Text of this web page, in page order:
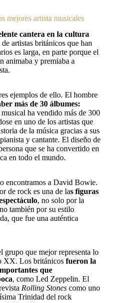
mejores artista musicales
cantera en la cultura
artistas británicos que han
es larga, en parte porque el
animaba y premiaba a
ejemplos de ello. El hombre
más de 30 álbumes:
ha vendido más de 300
en uno de los artistas que
de la música gracias a sus
y cantante. El diseño de
que se ha convertido en
en todo el mundo.
encontramos a David Bowie.
de rock es una de las figuras
, no solo por la
también por su estilo
que fue una auténtica
grupo que mejor representa lo
XX. Los británicos fueron la
que
, como Led Zeppelin. El
Rolling Stones como uno
Trinidad del rock